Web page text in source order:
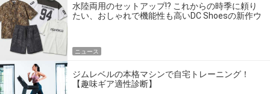
水陸両用のセットアップ!? これからの時季に頼り
たい、おしゃれで機能性も高いDC Shoesの新作ウ
ニュース
ジムレベルの本格マシンで自宅トレーニング！
【趣味ギア適性診断】